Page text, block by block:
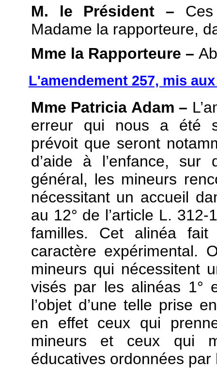
M. le Président –
Madame la rapporteure,
Mme la Rapporteure –
L'amendement 257, mis
Mme Patricia Adam –
erreur qui nous a été
prévoit que seront
d’aide à l’enfance, sur
général, les mineurs
nécessitant un accueil
au 12° de l’article L.
familles. Cet alinéa fait
caractère expérimental.
mineurs qui nécessitent
visés par les alinéas 1°
l’objet d’une telle prise
en effet ceux qui
mineurs et ceux qui
éducatives ordonnées par